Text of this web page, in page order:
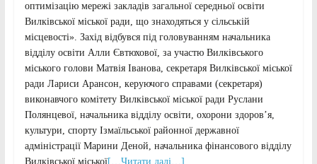
оптимізацію мережі закладів загальної середньої освіти
Вилківської міської ради, що знаходяться у сільській
місцевості». Захід відбувся під головуванням начальника
відділу освіти Алли Євтюхової, за участю Вилківського
міського голови Матвія Іванова, секретаря Вилківської міської
ради Лариси Арансон, керуючого справами (секретаря)
виконавчого комітету Вилківської міської ради Руслани
Полянцевої, начальника відділу освіти, охорони здоров’я,
культури, спорту Ізмаїльської районної державної
адміністрації Марини Деной, начальника фінансового відділу
Вилківської міської[…Читати далі…]